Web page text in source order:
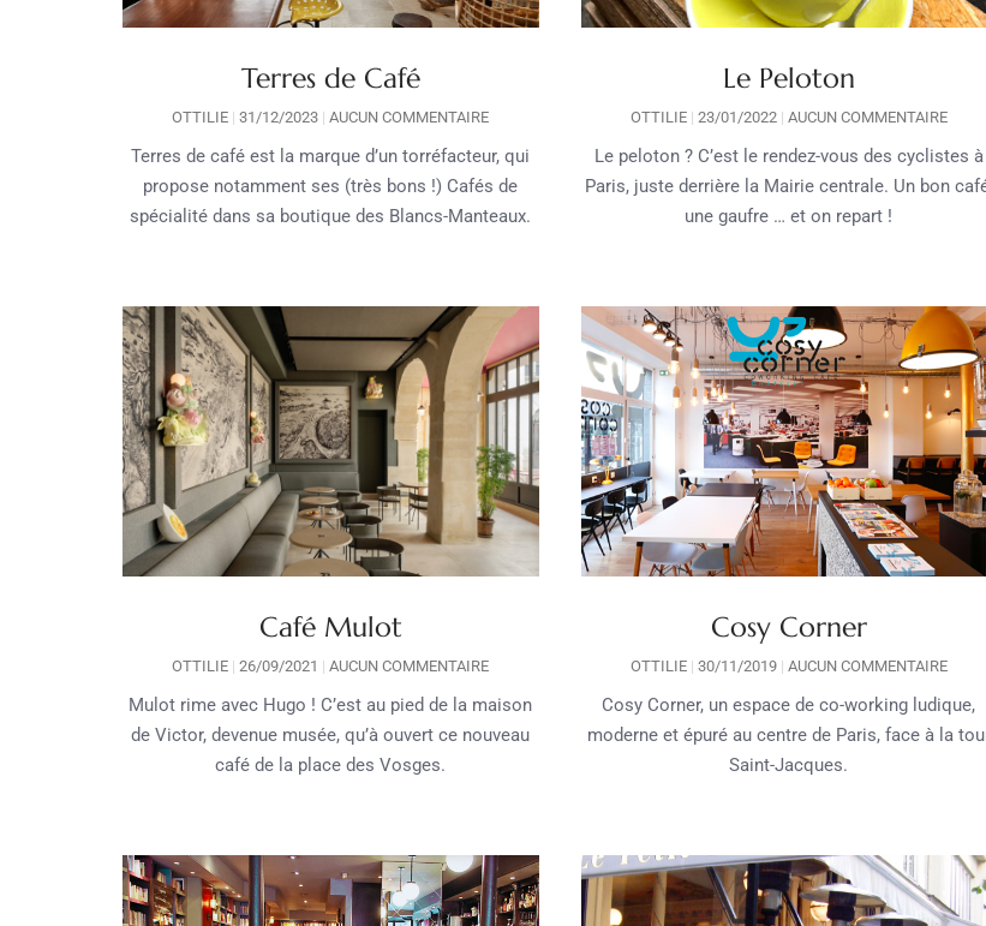
Terres de Café
OTTILIE 31/12/2023 AUCUN COMMENTAIRE
Terres de café est la marque d’un torréfacteur, qui
propose notamment ses (très bons !) Cafés de
spécialité dans sa boutique des Blancs-Manteaux.
Le Peloton
OTTILIE 23/01/2022 AUCUN COMMENTAIRE
Le peloton ? C’est le rendez-vous des cyclistes à
Paris, juste derrière la Mairie centrale. Un bon
une gaufre … et on repart !
Café Mulot
OTTILIE 26/09/2021 AUCUN COMMENTAIRE
Mulot rime avec Hugo ! C’est au pied de la maison
de Victor, devenue musée, qu’à ouvert ce nouveau
café de la place des Vosges.
Cosy Corner
OTTILIE 30/11/2019 AUCUN COMMENTAIRE
Cosy Corner, un espace de co-working ludique,
moderne et épuré au centre de Paris, face à la
Saint-Jacques.